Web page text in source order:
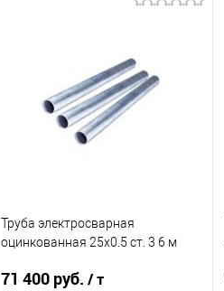
Купить в 1 клик
Сравнение
В избранное
Труба электросварная
оцинкованная 25х0.5 ст. 3 6 м
71 400 руб. / т